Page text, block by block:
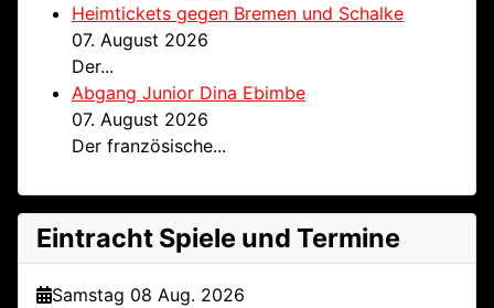
Heimtickets gegen Bremen und Schalke
07. August 2026
Der...
Abgang Junior Dina Ebimbe
07. August 2026
Der französische...
Eintracht Spiele und Termine
Samstag 08 Aug. 2026